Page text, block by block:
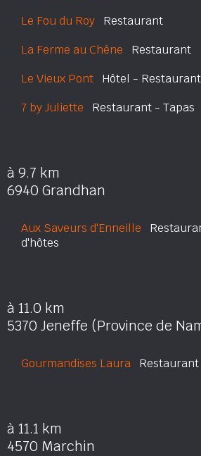
Le Fou du Roy Restaurant
La Ferme au Chêne Restaurant
Le Vieux Pont Hôtel -
7 by Juliette Restaurant - Tapas
à 9.7 km
6940 Grandhan
Aux Saveurs d'Enneille
d'hôtes
à 11.0 km
5370 Jeneffe (Province de
Gourmandises Laura Restaurant
à 11.1 km
4570 Marchin